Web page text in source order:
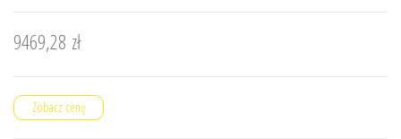
9469,28 zł
Zobacz cenę